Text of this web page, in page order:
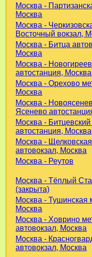
Москва -
Москва
Москва -
Восточный вокзал,
Москва - Битца
Москва
Москва -
автостанция, Москва
Москва - Орехово
Москва
Москва -
Ясенево
Москва -
автостанция, Москва
Москва -
автовокзал, Москва
Москва - Реутов
Москва - Тёплый
(закрыта)
Москва - Тушинская
Москва
Москва - Ховрино
автовокзал, Москва
Москва -
автовокзал, Москва